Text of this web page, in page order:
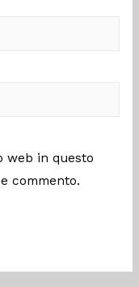
web in questo
commento.